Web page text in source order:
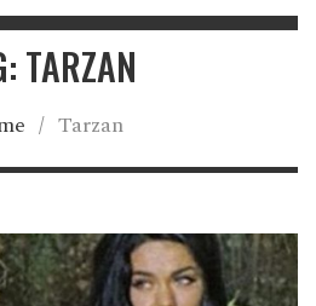
TARZAN
/ Tarzan